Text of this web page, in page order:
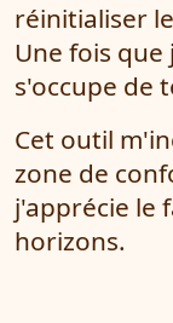
réinitialiser
Une fois
s'occupe de
Cet outil
zone de
j'apprécie le
horizons.